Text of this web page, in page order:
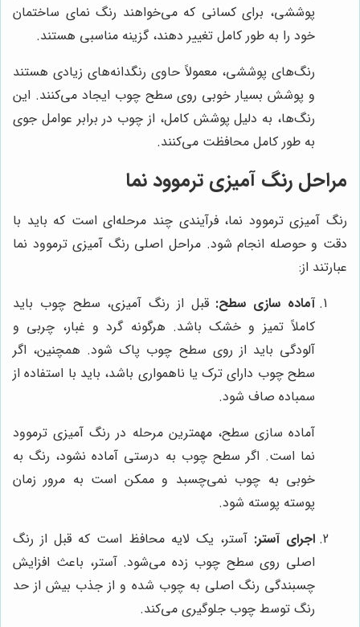
پوششی، برای کسانی که می‌خواهند رنگ نمای ساختمان
خود را به طور کامل تغییر دهند، گزینه مناسبی هستند.
رنگ‌های پوششی، معمولاً حاوی رنگدانه‌های زیادی هستند
و پوشش بسیار خوبی روی سطح چوب ایجاد می‌کنند. این
رنگ‌ها، به دلیل پوشش کامل، از چوب در برابر عوامل جوی
به طور کامل محافظت می‌کنند.
مراحل رنگ آمیزی ترموود نما
رنگ آمیزی ترموود نما، فرآیندی چند مرحله‌ای است که باید با
دقت و حوصله انجام شود. مراحل اصلی رنگ آمیزی ترموود نما
عبارتند از:
آماده سازی سطح: قبل از رنگ آمیزی، سطح چوب باید
کاملاً تمیز و خشک باشد. هرگونه گرد و غبار، چربی و
آلودگی باید از روی سطح چوب پاک شود. همچنین، اگر
سطح چوب دارای ترک یا ناهمواری باشد، باید با استفاده از
سمباده صاف شود.
آماده سازی سطح، مهمترین مرحله در رنگ آمیزی ترموود
نما است. اگر سطح چوب به درستی آماده نشود، رنگ به
خوبی به چوب نمی‌چسبد و ممکن است به مرور زمان
پوسته پوسته شود.
اجرای آستر: آستر، یک لایه محافظ است که قبل از رنگ
اصلی روی سطح چوب زده می‌شود. آستر، باعث افزایش
چسبندگی رنگ اصلی به چوب شده و از جذب بیش از حد
رنگ توسط چوب جلوگیری می‌کند.